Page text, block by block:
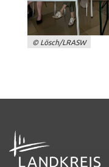
© Lösch/LRASW
ADRESSE